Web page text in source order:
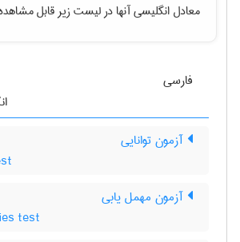
معادل انگلیسی آنها در لیست زیر قابل
فارسی
آزمون توانایی
آزمون مهمل یابی
test